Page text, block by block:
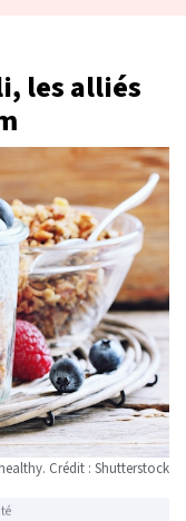
les alliés
Crédit : Shutterstock